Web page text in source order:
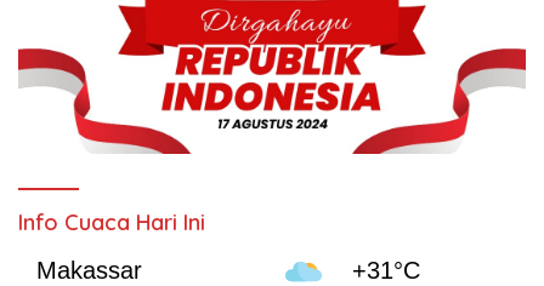
Info Cuaca Hari Ini
Makassar
+31°C